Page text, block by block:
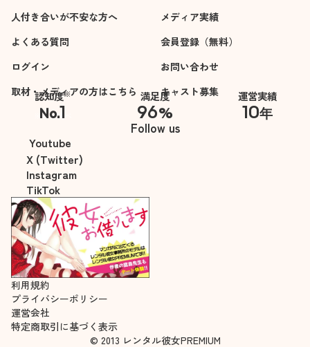
人付き合いが不安な方へ
メディア実績
よくある質問
会員登録（無料）
ログイン
お問い合わせ
取材・メディアの方はこちら
キャスト募集
認知度※
No.1
※自社調べ
満足度
96%
運営実績
10年
Follow us
Youtube
X (Twitter)
Instagram
TikTok
利用規約
プライバシーポリシー
運営会社
特定商取引に基づく表示
© 2013 レンタル彼女PREMIUM